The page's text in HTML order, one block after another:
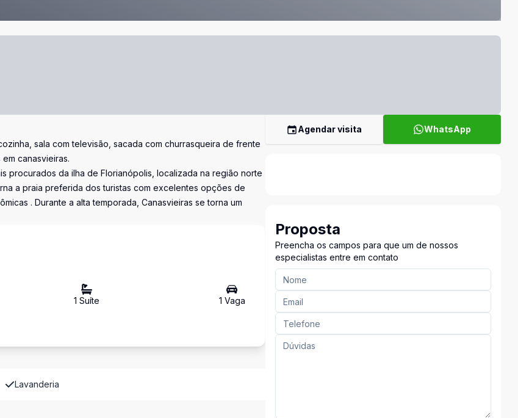
sala com televisão, sacada com churrasqueira de frente
canasvieiras.
procurados da ilha de Florianópolis, localizada na região norte
a praia preferida dos turistas com excelentes opções de
. Durante a alta temporada, Canasvieiras se torna um
1 Suíte 1 Vaga
Lavanderia
Agendar visita WhatsApp
Proposta
Preencha os campos para que um de nossos
especialistas entre em contato